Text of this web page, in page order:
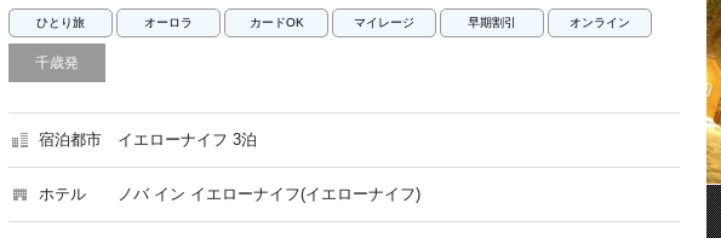
ひとり旅 オーロラ カードOK マイレージ 早期割引 オンライン
千歳発
宿泊都市 イエローナイフ 3泊
ホテル ノバ イン イエローナイフ(イエローナイフ)